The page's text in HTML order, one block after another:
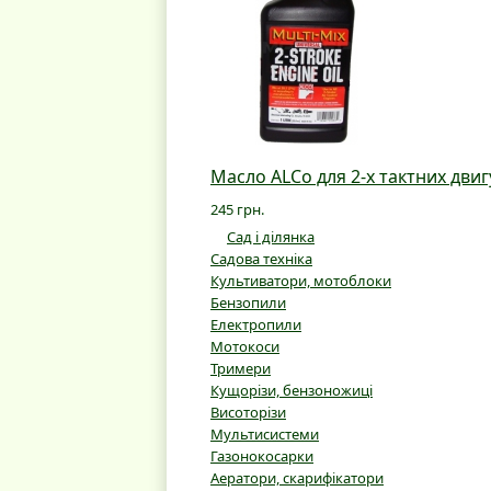
Масло ALCo для 2-х тактних
245 грн.
Сад і ділянка
Садова техніка
Культиватори, мотоблоки
Бензопили
Електропили
Мотокоси
Тримери
Кущорізи, бензоножиці
Висоторізи
Мультисистеми
Газонокосарки
Аератори, скарифікатори